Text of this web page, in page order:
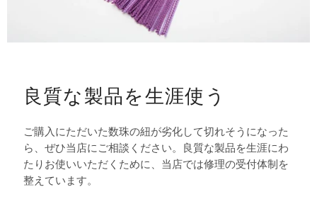
良質な製品を生涯使う
ご購入にただいた数珠の紐が劣化して切れそうになった
ら、ぜひ当店にご相談ください。良質な製品を生涯にわ
たりお使いいただくために、当店では修理の受付体制を
整えています。